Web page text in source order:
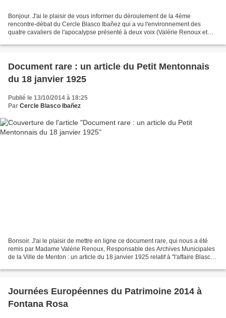
Bonjour. J'ai le plaisir de vous informer du déroulement de la 4ème
rencontre-débat du Cercle Blasco Ibañez qui a vu l'environnement des
quatre cavaliers de l'apocalypse présenté à deux voix (Valérie Renoux et
Document rare : un article du Petit Mentonnais
du 18 janvier 1925
Publié le 13/10/2014 à 18:25
Par Cercle Blasco Ibañez
Bonsoir. J'ai le plaisir de mettre en ligne ce document rare, qui nous a été
remis par Madame Valérie Renoux, Responsable des Archives Municipales
de la Ville de Menton : un article du 18 janvier 1925 relatif à "l'affaire Blasco
Journées Européennes du Patrimoine 2014 à
Fontana Rosa